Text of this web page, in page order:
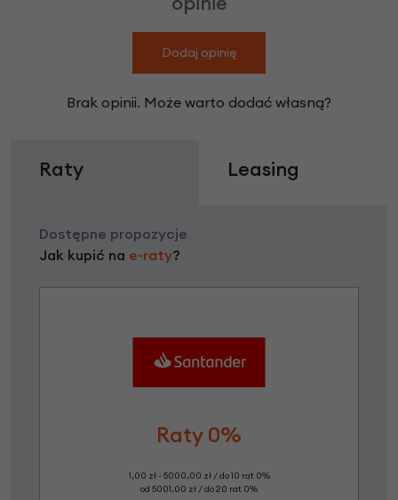
Dodaj opinię
Brak opinii. Może warto dodać własną?
Raty Leasing
Dostępne propozycje
Jak kupić na e-raty?
Raty 0%
1,00 zł - 5000,00 zł / do 10 rat 0%
od 5001,00 zł / do 20 rat 0%